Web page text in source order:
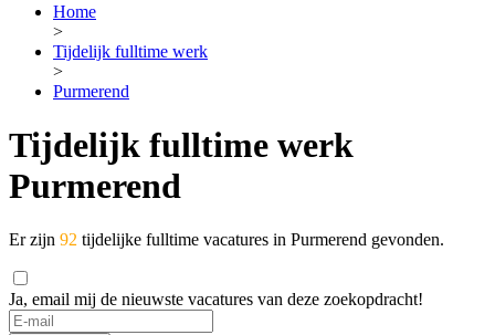
Home
>
Tijdelijk fulltime werk
>
Purmerend
Tijdelijk fulltime werk
Purmerend
Er zijn 92 tijdelijke fulltime vacatures in Purmerend gevonden.
Ja, email mij de nieuwste vacatures van deze zoekopdracht!